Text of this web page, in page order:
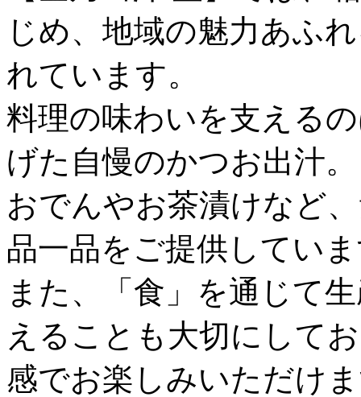
じめ、地域の魅力あふ
れています。
料理の味わいを支える
げた自慢のかつお出汁。
おでんやお茶漬けなど
品一品をご提供してい
また、「食」を通じて
えることも大切にして
感でお楽しみいただけ